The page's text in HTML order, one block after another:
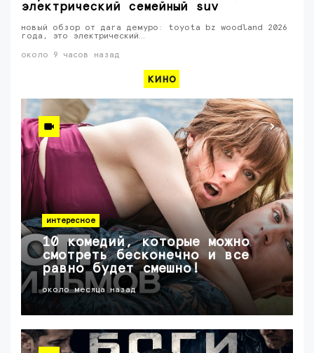
электрический семейный suv
новый обзор от дага демуро: toyota bz woodland 2026
года, это электрический…
около 9 часов назад
кино
интересное
10 комедий, которые можно
смотреть бесконечно и все
равно будет смешно!
около месяца назад